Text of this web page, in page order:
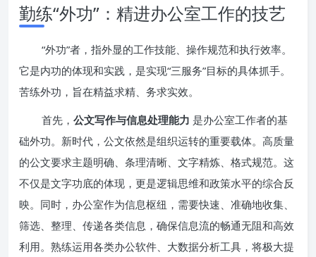
勤练“外功”：精进办公室工作的技艺
“外功”者，指外显的工作技能、操作规范和执行效率。
它是内功的体现和实践，是实现“三服务”目标的具体抓手。
苦练外功，旨在精益求精、务求实效。
首先， 公文写作与信息处理能力 是办公室工作者的基
础外功。新时代，公文依然是组织运转的重要载体。高质量
的公文要求主题明确、条理清晰、文字精炼、格式规范。这
不仅是文字功底的体现，更是逻辑思维和政策水平的综合反
映。同时，办公室作为信息枢纽，需要快速、准确地收集、
筛选、整理、传递各类信息，确保信息流的畅通无阻和高效
利用。熟练运用各类办公软件、大数据分析工具，将极大提